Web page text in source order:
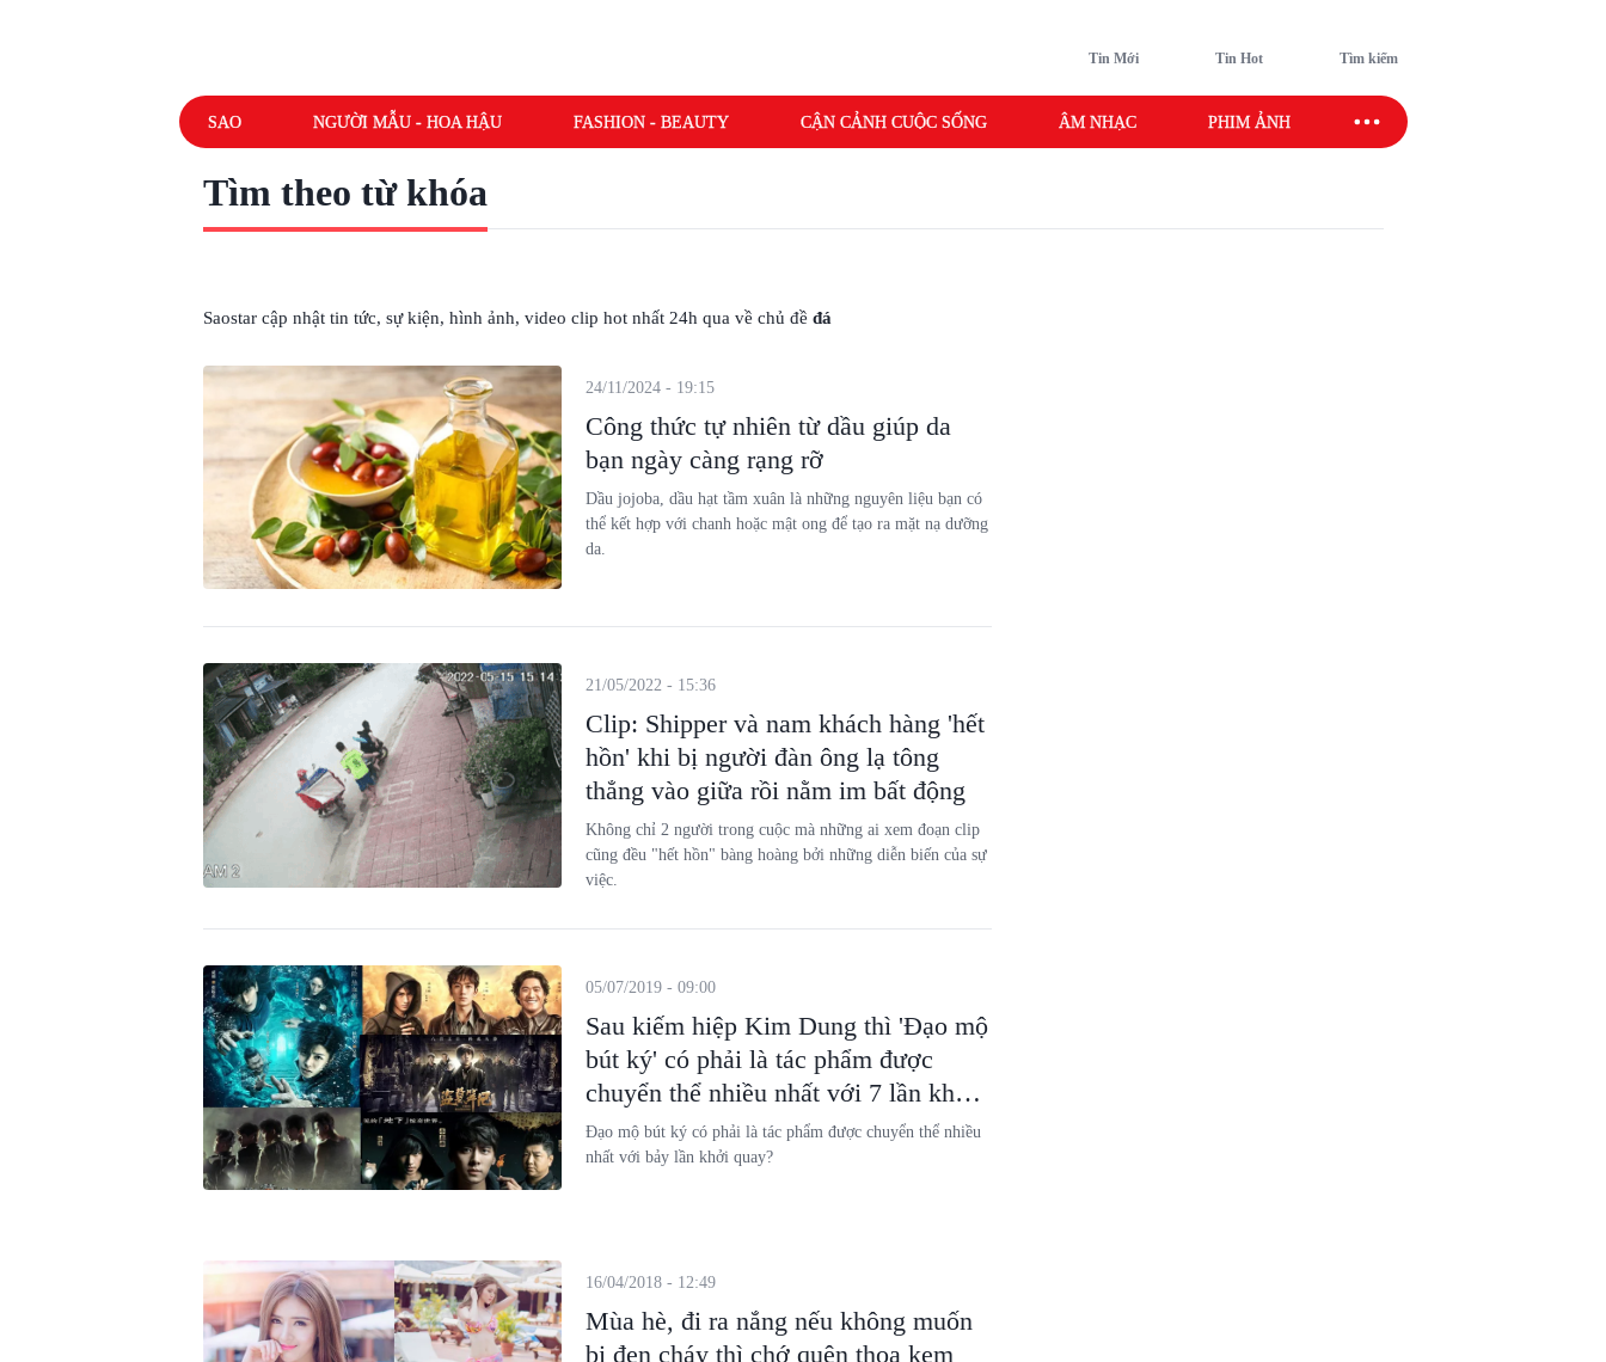
Tin Mới Tin Hot Tìm kiếm
SAO NGƯỜI MẪU - HOA HẬU FASHION - BEAUTY CẬN CẢNH CUỘC SỐNG ÂM NHẠC PHIM ẢNH SAO SPORT
Tìm theo từ khóa
Saostar cập nhật tin tức, sự kiện, hình ảnh, video clip hot nhất 24h qua về chủ đề đá
Công thức tự nhiên từ dầu giúp da
bạn ngày càng rạng rỡ
24/11/2024 - 19:15
Dầu jojoba, dầu hạt tầm xuân là những nguyên liệu bạn có
thể kết hợp với chanh hoặc mật ong để tạo ra mặt nạ dưỡng
da.
Clip: Shipper và nam khách hàng 'hết
hồn' khi bị người đàn ông lạ tông
thẳng vào giữa rồi nằm im bất động
21/05/2022 - 15:36
Không chỉ 2 người trong cuộc mà những ai xem đoạn clip
cũng đều "hết hồn" bàng hoàng bởi những diễn biến của sự
việc.
Sau kiếm hiệp Kim Dung thì 'Đạo mộ
bút ký' có phải là tác phẩm được
chuyển thể nhiều nhất với 7 lần khởi
quay?
05/07/2019 - 09:00
Đạo mộ bút ký có phải là tác phẩm được chuyển thể nhiều
nhất với bảy lần khởi quay?
Mùa hè, đi ra nắng nếu không muốn
bị đen cháy thì chớ quên thoa kem
16/04/2018 - 12:49